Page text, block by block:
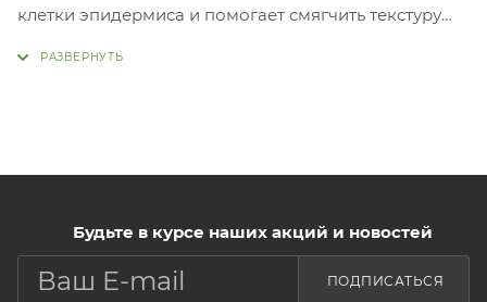
клетки эпидермиса и помогает смягчить текстуру
все слои эпидермиса, восстанавливают
устраняют сухость и помогают справиться с
шелушениями.
Основу пилинга составляют PHA-кислоты, которые
Будьте в курсе наших акций и новостей
ПОДПИСАТЬСЯ